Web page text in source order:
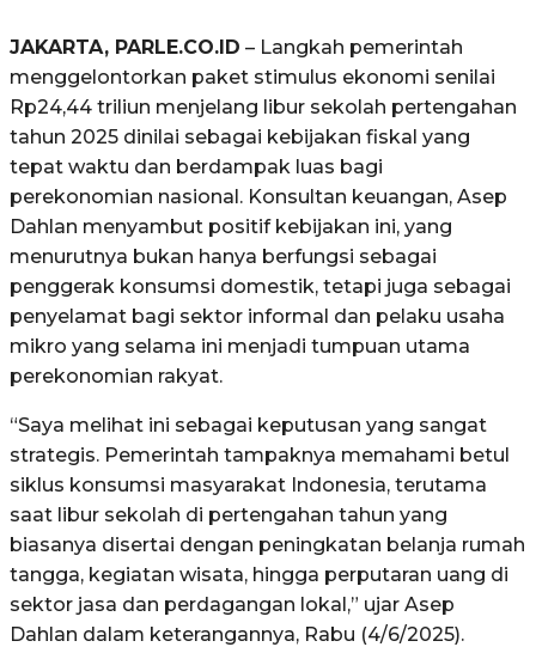
JAKARTA, PARLE.CO.ID – Langkah pemerintah
menggelontorkan paket stimulus ekonomi senilai
Rp24,44 triliun menjelang libur sekolah pertengahan
tahun 2025 dinilai sebagai kebijakan fiskal yang
tepat waktu dan berdampak luas bagi
perekonomian nasional. Konsultan keuangan, Asep
Dahlan menyambut positif kebijakan ini, yang
menurutnya bukan hanya berfungsi sebagai
penggerak konsumsi domestik, tetapi juga sebagai
penyelamat bagi sektor informal dan pelaku usaha
mikro yang selama ini menjadi tumpuan utama
perekonomian rakyat.
“Saya melihat ini sebagai keputusan yang sangat
strategis. Pemerintah tampaknya memahami betul
siklus konsumsi masyarakat Indonesia, terutama
saat libur sekolah di pertengahan tahun yang
biasanya disertai dengan peningkatan belanja rumah
tangga, kegiatan wisata, hingga perputaran uang di
sektor jasa dan perdagangan lokal,” ujar Asep
Dahlan dalam keterangannya, Rabu (4/6/2025).